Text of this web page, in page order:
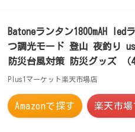
Batoneランタン1800mAH
つ調光モード 登山 夜釣り
防災台風対策 防災グッズ （4
Plus1マーケット楽天市場店
Amazonで探す 楽天市場